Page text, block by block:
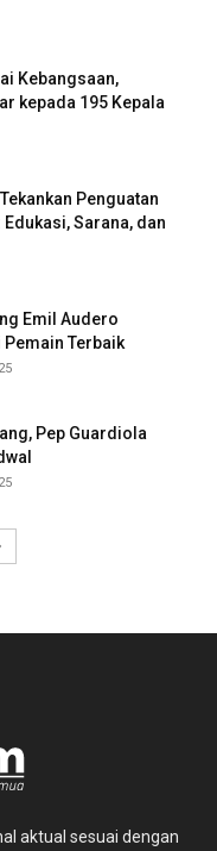
Kebangsaan,
kepada 195 Kepala
Penguatan
Sarana, dan
Emil Audero
Pemain Terbaik
Pep Guardiola
aktual sesuai dengan